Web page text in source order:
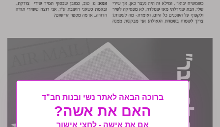
ברוכה הבאה לאתר נשי ובנות חב"ד
האם את אשה?
אם את אישה - לחצי אישור